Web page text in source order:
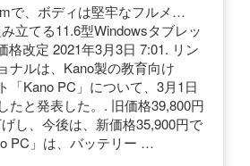
で、ボディは堅牢なフルメ…
立てる11.6型Windowsタブレッ
格改定 2021年3月3日 7:01. リン
ナルは、Kano製の教育向け
「Kano PC」について、3月1日
たと発表した。. 旧価格39,800円
し、今後は、新価格35,900円で
PC」は、バッテリー …